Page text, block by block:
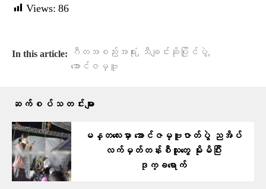
Views: 86
In this article: ဂီတအစည်းအရုံး, သီချင်းဆိုပြိုင်ပွဲ,
အောင်ဇမ္ဗူ
ဆက်စပ်သတင်းများ
မန္တလေးမှာ အောင်ဇမ္ဗူဇာတ်ပွဲ ညအိပ်
လက်မှတ်တန်းစီသူတွေ မိုးမိပြီး
ဒုက္ခရောက်